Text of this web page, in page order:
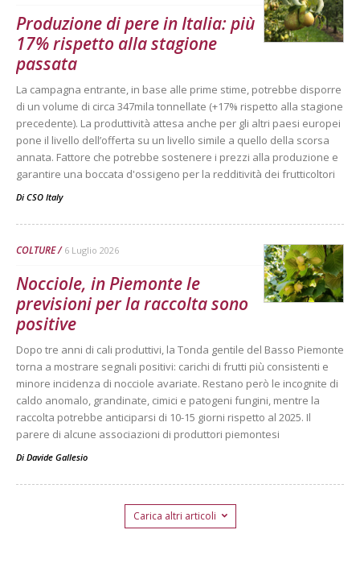
Produzione di pere in Italia: più
17% rispetto alla stagione
passata
La campagna entrante, in base alle prime stime, potrebbe disporre
di un volume di circa 347mila tonnellate (+17% rispetto alla stagione
precedente). La produttività attesa anche per gli altri paesi europei
pone il livello dell’offerta su un livello simile a quello della scorsa
annata. Fattore che potrebbe sostenere i prezzi alla produzione e
garantire una boccata d'ossigeno per la redditività dei frutticoltori
Di CSO Italy
COLTURE 6 Luglio 2026
Nocciole, in Piemonte le
previsioni per la raccolta sono
positive
Dopo tre anni di cali produttivi, la Tonda gentile del Basso Piemonte
torna a mostrare segnali positivi: carichi di frutti più consistenti e
minore incidenza di nocciole avariate. Restano però le incognite di
caldo anomalo, grandinate, cimici e patogeni fungini, mentre la
raccolta potrebbe anticiparsi di 10-15 giorni rispetto al 2025. Il
parere di alcune associazioni di produttori piemontesi
Di Davide Gallesio
Carica altri articoli